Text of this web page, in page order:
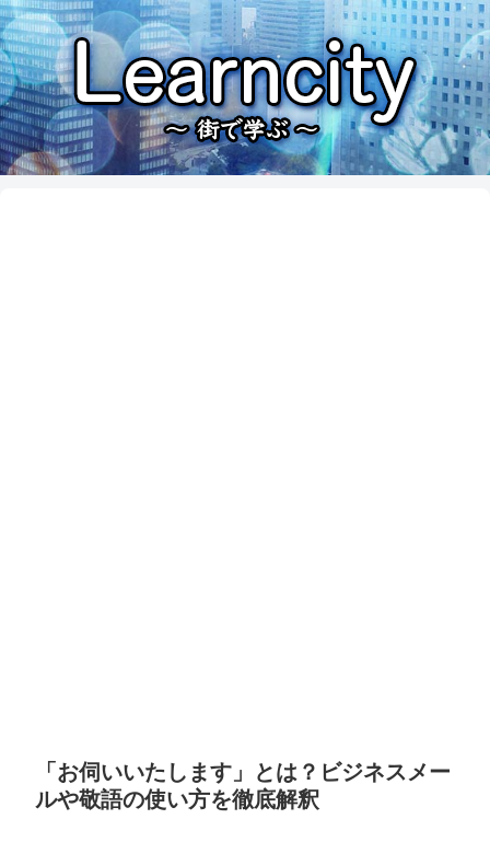
「お伺いいたします」とは？ビジネスメー
ルや敬語の使い方を徹底解釈